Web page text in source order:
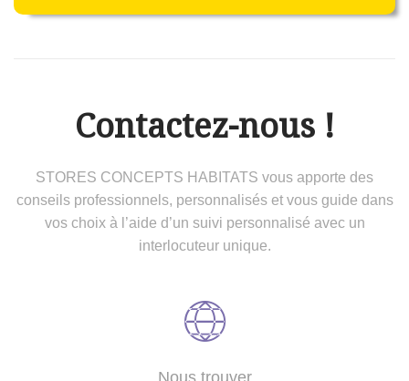
Contactez-nous !
STORES CONCEPTS HABITATS vous apporte des
conseils professionnels, personnalisés et vous guide dans
vos choix à l’aide d’un suivi personnalisé avec un
interlocuteur unique.